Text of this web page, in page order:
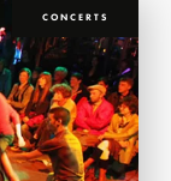
CONCERTS